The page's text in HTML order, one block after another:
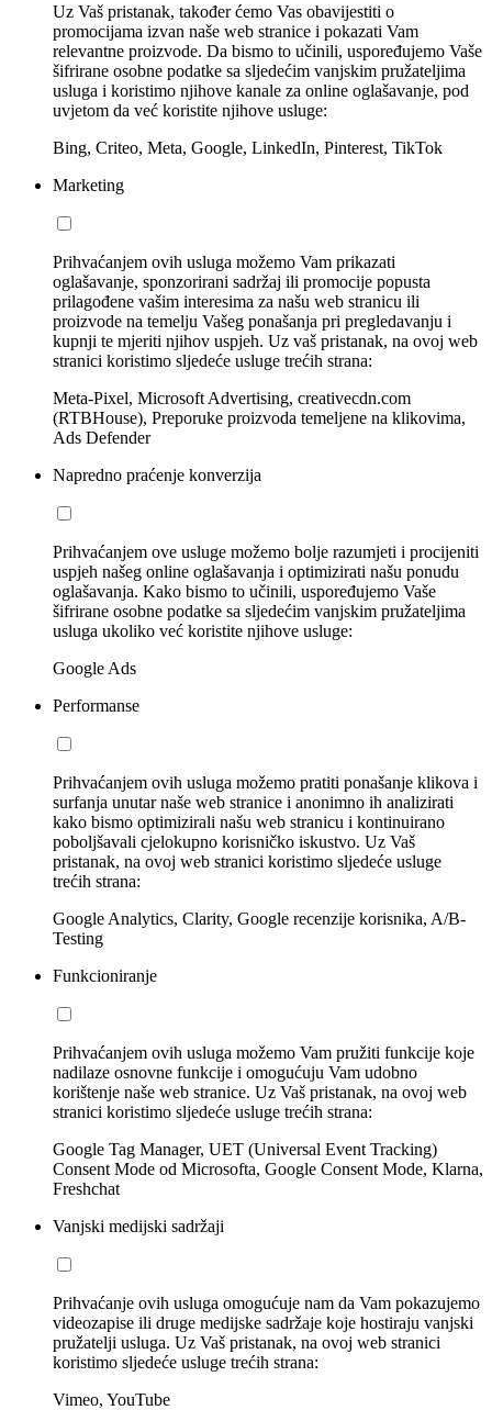
Uz Vaš pristanak, također ćemo Vas obavijestiti o
promocijama izvan naše web stranice i pokazati Vam
relevantne proizvode. Da bismo to učinili, uspoređujemo Vaše
šifrirane osobne podatke sa sljedećim vanjskim pružateljima
usluga i koristimo njihove kanale za online oglašavanje, pod
uvjetom da već koristite njihove usluge:
Bing, Criteo, Meta, Google, LinkedIn, Pinterest, TikTok
Marketing
Prihvaćanjem ovih usluga možemo Vam prikazati
oglašavanje, sponzorirani sadržaj ili promocije popusta
prilagođene vašim interesima za našu web stranicu ili
proizvode na temelju Vašeg ponašanja pri pregledavanju i
kupnji te mjeriti njihov uspjeh. Uz vaš pristanak, na ovoj web
stranici koristimo sljedeće usluge trećih strana:
Meta-Pixel, Microsoft Advertising, creativecdn.com
(RTBHouse), Preporuke proizvoda temeljene na klikovima,
Ads Defender
Napredno praćenje konverzija
Prihvaćanjem ove usluge možemo bolje razumjeti i procijeniti
uspjeh našeg online oglašavanja i optimizirati našu ponudu
oglašavanja. Kako bismo to učinili, uspoređujemo Vaše
šifrirane osobne podatke sa sljedećim vanjskim pružateljima
usluga ukoliko već koristite njihove usluge:
Google Ads
Performanse
Prihvaćanjem ovih usluga možemo pratiti ponašanje klikova i
surfanja unutar naše web stranice i anonimno ih analizirati
kako bismo optimizirali našu web stranicu i kontinuirano
poboljšavali cjelokupno korisničko iskustvo. Uz Vaš
pristanak, na ovoj web stranici koristimo sljedeće usluge
trećih strana:
Google Analytics, Clarity, Google recenzije korisnika, A/B-
Testing
Funkcioniranje
Prihvaćanjem ovih usluga možemo Vam pružiti funkcije koje
nadilaze osnovne funkcije i omogućuju Vam udobno
korištenje naše web stranice. Uz Vaš pristanak, na ovoj web
stranici koristimo sljedeće usluge trećih strana:
Google Tag Manager, UET (Universal Event Tracking)
Consent Mode od Microsofta, Google Consent Mode, Klarna,
Freshchat
Vanjski medijski sadržaji
Prihvaćanje ovih usluga omogućuje nam da Vam pokazujemo
videozapise ili druge medijske sadržaje koje hostiraju vanjski
pružatelji usluga. Uz Vaš pristanak, na ovoj web stranici
koristimo sljedeće usluge trećih strana:
Vimeo, YouTube